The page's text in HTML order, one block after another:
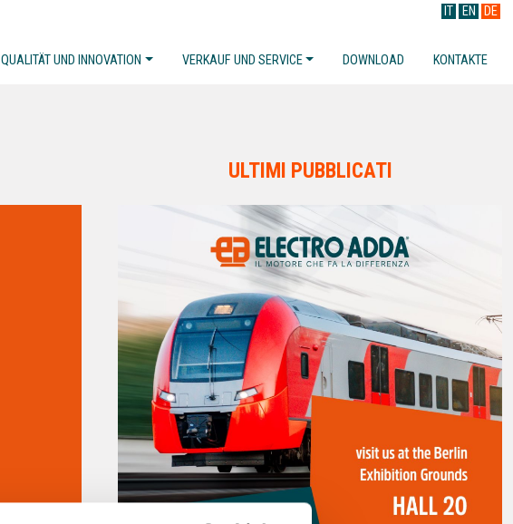
IT EN DE
QUALITÄT UND INNOVATION VERKAUF UND SERVICE DOWNLOAD KONTAKTE
ULTIMI PUBBLICATI